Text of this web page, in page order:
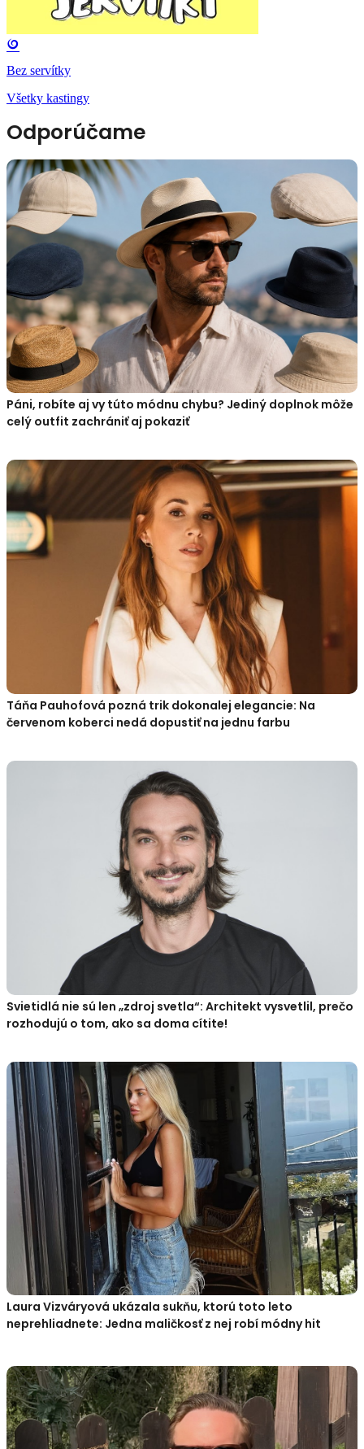
Bez servítky
Všetky kastingy
Odporúčame
Páni, robíte aj vy túto módnu chybu? Jediný doplnok môže
celý outfit zachrániť aj pokaziť
Táňa Pauhofová pozná trik dokonalej elegancie: Na
červenom koberci nedá dopustiť na jednu farbu
Svietidlá nie sú len „zdroj svetla“: Architekt vysvetlil, prečo
rozhodujú o tom, ako sa doma cítite!
Laura Vizváryová ukázala sukňu, ktorú toto leto
neprehliadnete: Jedna maličkosť z nej robí módny hit